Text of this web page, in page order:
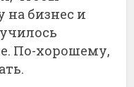
на бизнес и
По-хорошему,